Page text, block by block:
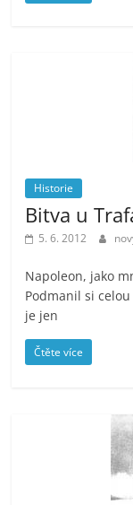
Historie
Bitva u
5. 6. 2012
Napoleon, jako
Podmanil si
je jen
Čtěte více